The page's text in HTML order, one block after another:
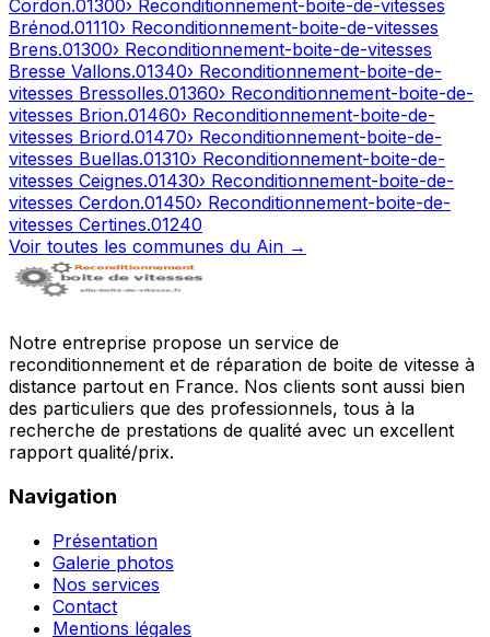
Cordon.01300› Reconditionnement-boite-de-vitesses
Brénod.01110› Reconditionnement-boite-de-vitesses
Brens.01300› Reconditionnement-boite-de-vitesses
Bresse Vallons.01340› Reconditionnement-boite-de-
vitesses Bressolles.01360› Reconditionnement-boite-de-
vitesses Brion.01460› Reconditionnement-boite-de-
vitesses Briord.01470› Reconditionnement-boite-de-
vitesses Buellas.01310› Reconditionnement-boite-de-
vitesses Ceignes.01430› Reconditionnement-boite-de-
vitesses Cerdon.01450› Reconditionnement-boite-de-
vitesses Certines.01240
Voir toutes les communes du Ain →
Notre entreprise propose un service de
reconditionnement et de réparation de boite de vitesse à
distance partout en France. Nos clients sont aussi bien
des particuliers que des professionnels, tous à la
recherche de prestations de qualité avec un excellent
rapport qualité/prix.
Navigation
Présentation
Galerie photos
Nos services
Contact
Mentions légales